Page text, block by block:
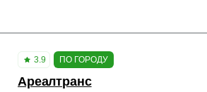
3.9 ПО ГОРОДУ
Ареалтранс